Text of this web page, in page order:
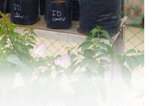
dan elegant
anda.
download sekarang di